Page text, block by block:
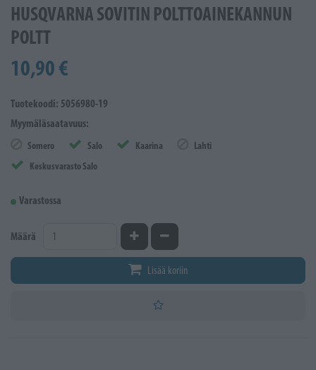
HUSQVARNA SOVITIN POLTTOAINEKANNUN
POLTT
10,90 €
Tuotekoodi: 5056980-19
Myymäläsaatavuus:
Somero Salo Kaarina
Lahti
Keskusvarasto Salo
Varastossa
Määrä Kasvata määrääVähennä määrää
Lisää koriin